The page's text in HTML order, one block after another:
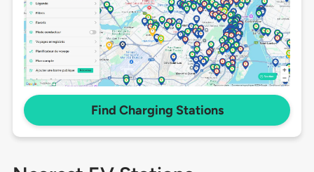
Find Charging Stations